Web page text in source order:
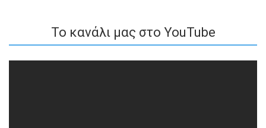
To κανάλι μας στο YouTube